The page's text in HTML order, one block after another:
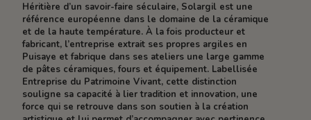
Héritière d’un savoir-faire séculaire, Solargil est une
référence européenne dans le domaine de la céramique
et de la haute température. À la fois producteur et
fabricant, l’entreprise extrait ses propres argiles en
Puisaye et fabrique dans ses ateliers une large gamme
de pâtes céramiques, fours et équipement. Labellisée
Entreprise du Patrimoine Vivant, cette distinction
souligne sa capacité à lier tradition et innovation, une
force qui se retrouve dans son soutien à la création